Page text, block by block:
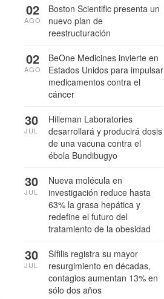
Boston Scientific presenta un
nuevo plan de
reestructuración
02
AGO
BeOne Medicines invierte en
Estados Unidos para impulsar
medicamentos contra el
cáncer
02
AGO
Hilleman Laboratories
desarrollará y producirá dosis
de una vacuna contra el
ébola Bundibugyo
30
JUL
Nueva molécula en
investigación reduce hasta
63% la grasa hepática y
redefine el futuro del
tratamiento de la obesidad
30
JUL
Sífilis registra su mayor
resurgimiento en décadas,
contagios aumentan 13% en
sólo dos años
30
JUL